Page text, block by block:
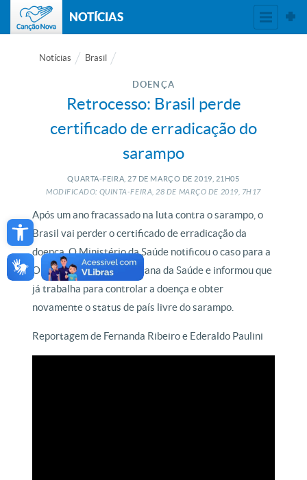
Open toolbar
NOTÍCIAS
Notícias Brasil
DOENÇA
Retrocesso: Brasil perde
certificado de erradicação do
sarampo
QUARTA-FEIRA, 27 DE MARÇO DE 2019, 21H05
MODIFICADO: QUINTA-FEIRA, 28 DE MARÇO DE 2019, 7H17
Após um ano fracassado na luta contra o sarampo, o
Brasil vai perder o certificado de erradicação da
doença. O Ministério da Saúde notificou o caso para a
Organização Pan-Americana da Saúde e informou que
já trabalha para controlar a doença e obter
novamente o status de país livre do sarampo.
Reportagem de Fernanda Ribeiro e Ederaldo Paulini